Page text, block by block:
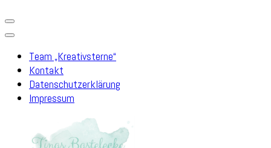
Team „Kreativsterne“
Kontakt
Datenschutzerklärung
Impressum